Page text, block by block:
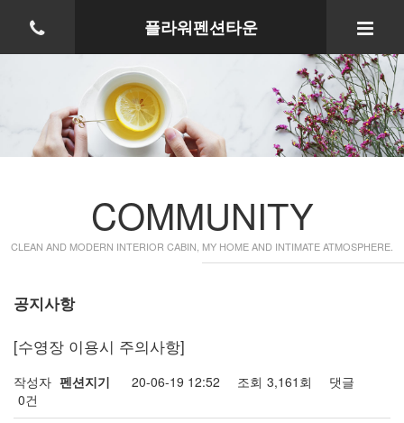
플라워펜션타운
COMMUNITY
CLEAN AND MODERN INTERIOR CABIN, MY HOME AND INTIMATE ATMOSPHERE.
공지사항
[수영장 이용시 주의사항]
작성자 펜션지기 20-06-19 12:52 조회 3,161회
댓글
0건